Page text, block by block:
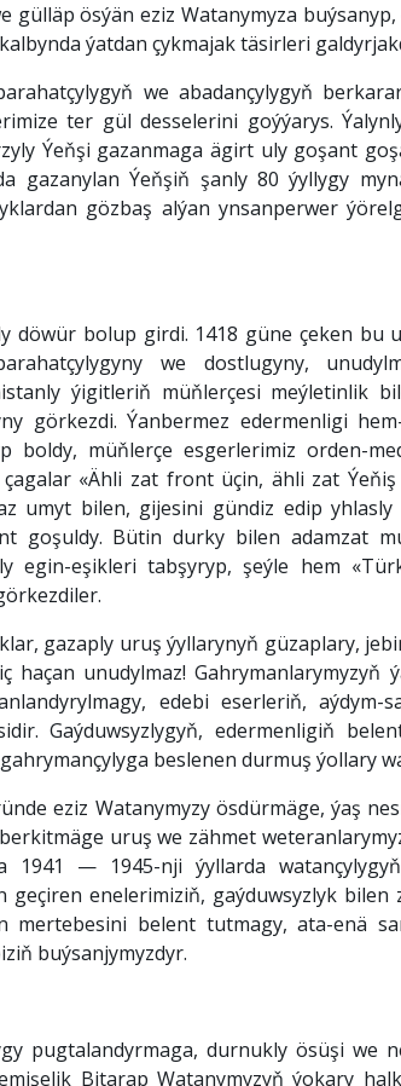
gülläp ösýän eziz Watanymyza
ýatdan çykmajak täsirleri
we abadançylygyň
ter gül desselerini goýýarys.
Ýeňşi gazanmaga ägirt uly goşant
Ýeňşiň şanly 80 ýyllygy
gözbaş alýan ynsanperwer
döwür bolup girdi. 1418 güne çeken
we dostlugyny,
ýigitleriň müňlerçesi meýletinlik
görkezdi. Ýanbermez edermenligi
boldy, müňlerçe esgerlerimiz orden-
«Ähli zat front üçin, ähli zat
umyt bilen, gijesini gündiz edip
goşuldy. Bütin durky bilen adamzat
egin-eşikleri tabşyryp, şeýle hem
gazaply uruş ýyllarynyň güzaplary,
unudylmaz! Gahrymanlarymyzyň
edebi eserleriň, aýdym-
Gaýduwsyzlygyň, edermenligiň
beslenen durmuş ýollary
eziz Watanymyzy ösdürmäge, ýaş
uruş we zähmet
1941 — 1945-nji ýyllarda
enelerimiziň, gaýduwsyzlyk
mertebesini belent tutmagy, ata-enä
buýsanjymyzdyr.
pugtalandyrmaga, durnukly ösüşi we
Bitarap Watanymyzyň ýokary